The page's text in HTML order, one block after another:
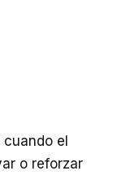
el
o reforzar